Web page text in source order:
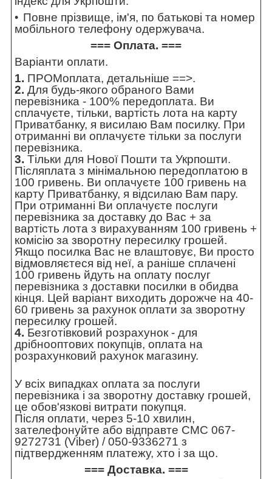
Повне прізвище, ім'я, по батькові та номер
мобільного телефону одержувача.
=== Оплата. ===
Варіанти оплати.
1. ПРОМоплата, детальніше ==>.
2. Для будь-якого обраного Вами
перевізника - 100% передоплата. Ви
сплачуєте, тільки, вартість лота на карту
Приватбанку, я висилаю Вам посилку. При
отриманні ви оплачуєте тільки за послуги
перевізника.
3. Тільки для Нової Пошти та Укрпошти.
Післяплата з мінімальною передоплатою в
100 гривень. Ви оплачуєте 100 гривень на
карту Приватбанку, я відсилаю Вам пару.
При отриманні Ви оплачуєте послуги
перевізника за доставку до Вас + за
вартість лота з вирахуванням 100 гривень +
комісію за зворотну пересилку грошей.
Якщо посилка Вас не влаштовує, Ви просто
відмовляєтеся від неї, а раніше сплачені
100 гривень йдуть на оплату послуг
перевізника з доставки посилки в обидва
кінця. Цей варіант виходить дорожче на 40-
60 гривень за рахунок оплати за зворотну
пересилку грошей.
4. Безготівковий розрахунок - для
дрібнооптових покупців, оплата на
розрахунковий рахунок магазину.
У всіх випадках оплата за послуги
перевізника і за зворотну доставку грошей,
це обов'язкові витрати покупця.
Після оплати, через 5-10 хвилин,
зателефонуйте або відправте СМС 067-
9272731 (Viber) / 050-9336271 з
підтвердженням платежу, хто і за що.
=== Доставка. ===